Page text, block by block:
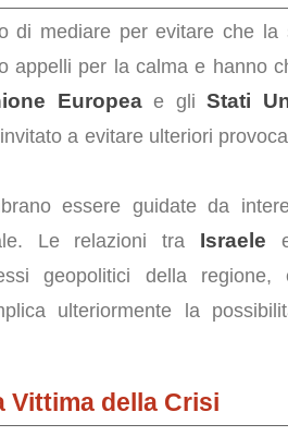
di mediare per evitare che la
appelli per la calma e hanno
Europeae gliStati
a evitare ulteriori
essere guidate da
Le relazioni tra Israele
geopolitici della
ulteriormente la
Vittima della Crisi